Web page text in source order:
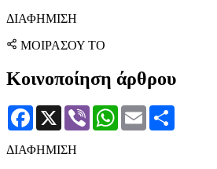
ΔΙΑΦΗΜΙΣΗ
ΜΟΙΡΑΣΟΥ ΤΟ
Κοινοποίηση άρθρου
Facebook
X Viber WhatsApp
Email
ΔΙΑΦΗΜΙΣΗ